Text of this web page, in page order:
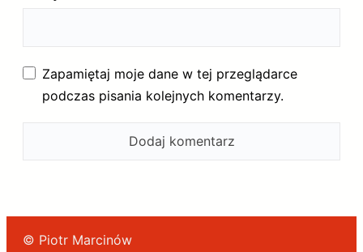
Zapamiętaj moje dane w tej przeglądarce
podczas pisania kolejnych komentarzy.
© Piotr Marcinów